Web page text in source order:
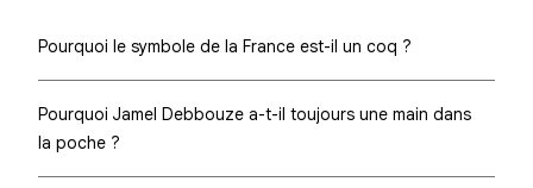
Pourquoi le symbole de la France est-il un coq ?
Pourquoi Jamel Debbouze a-t-il toujours une main dans
la poche ?